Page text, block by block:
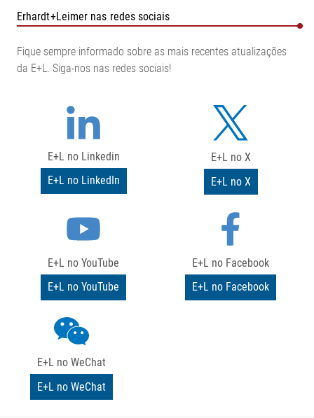
Erhardt+Leimer nas redes sociais
Fique sempre informado sobre as mais recentes atualizações
da E+L. Siga-nos nas redes sociais!
E+L no Linkedin
E+L no LinkedIn
E+L no X
E+L no X
E+L no YouTube
E+L no YouTube
E+L no Facebook
E+L no Facebook
E+L no WeChat
E+L no WeChat